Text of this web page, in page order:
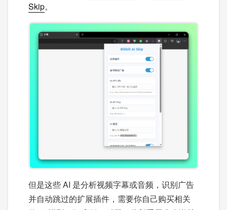
Skip。
但是这些 AI 是分析视频字幕或音频，识别广告
并自动跳过的扩展插件，需要你自己购买相关